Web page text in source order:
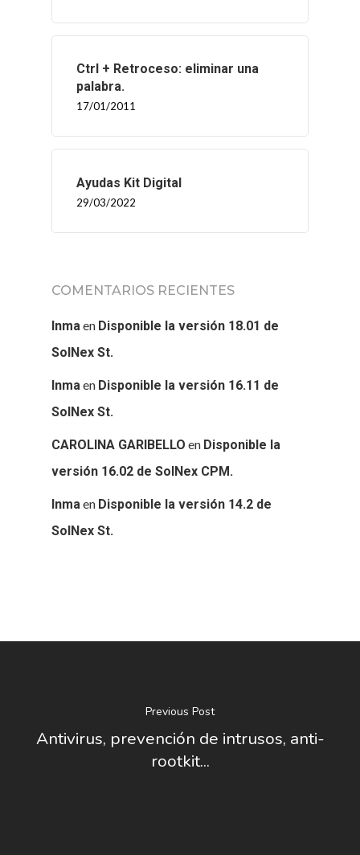
Ctrl + Retroceso: eliminar una
palabra.
17/01/2011
Ayudas Kit Digital
29/03/2022
COMENTARIOS RECIENTES
Inmaen Disponible la versión 18.01 de
SolNex St.
Inmaen Disponible la versión 16.11 de
SolNex St.
CAROLINA GARIBELLO en Disponible la
versión 16.02 de SolNex CPM.
Inmaen Disponible la versión 14.2 de
SolNex St.
Previous Post
Antivirus, prevención de intrusos, anti-
rootkit...
BLOG
CONTACTO